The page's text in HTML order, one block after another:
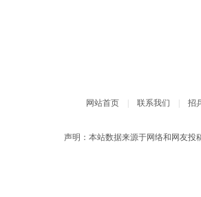
网站首页 联系我们 招
声明：本站数据来源于网络和网友投